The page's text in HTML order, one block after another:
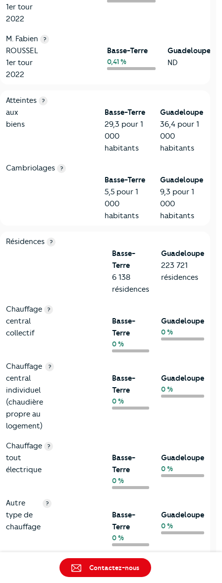
1er tour
2022
M. Fabien
ROUSSEL
1er tour
2022
?
Basse-Terre
0,41 %
Guadeloupe
ND
7-Sécurité
Critères
Atteintes
aux
biens
?
Basse-Terre
29,3 pour 1
000
habitants
Guadeloupe
36,4 pour 1
000
habitants
Cambriolages ?
Basse-Terre
5,5 pour 1
000
habitants
Guadeloupe
9,3 pour 1
000
habitants
8-Chauffage
Critères Basse-Terre
Résidences ?
Basse-
Terre
6 138
résidences
Guadeloupe
223 721
résidences
Chauffage
central
collectif
?
Basse-
Terre
0 %
Guadeloupe
0 %
Chauffage
central
individuel
(chaudière
propre au
logement)
?
Basse-
Terre
0 %
Guadeloupe
0 %
Chauffage
tout
électrique
?
Basse-
Terre
0 %
Guadeloupe
0 %
Autre
type de
chauffage
?
Basse-
Terre
0 %
Guadeloupe
0 %
Basse-
Contactez-nous